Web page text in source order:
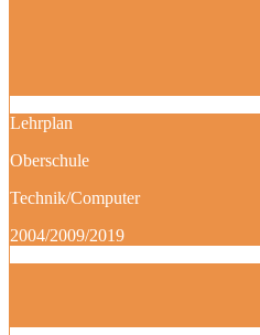
Lehrplan
Oberschule
Technik/Computer
2004/2009/2019